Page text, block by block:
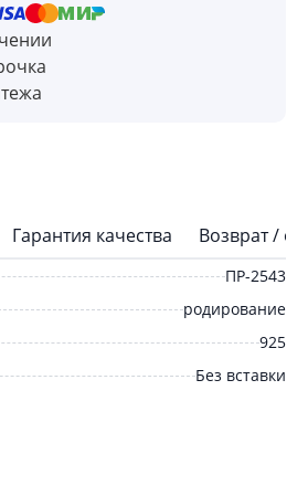
Гарантия качества Возврат /
ПР-2543
родирование
925
Без вставки